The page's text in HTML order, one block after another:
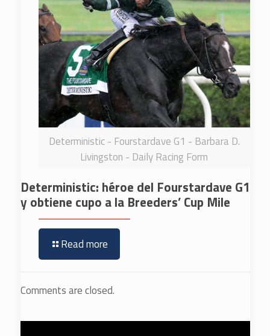
Deterministic - Fourstardave G1 - Barbara D.
Livingston - Daily Racing Form
Deterministic: héroe del Fourstardave G1
y obtiene cupo a la Breeders’ Cup Mile
Read more
Comments are closed.